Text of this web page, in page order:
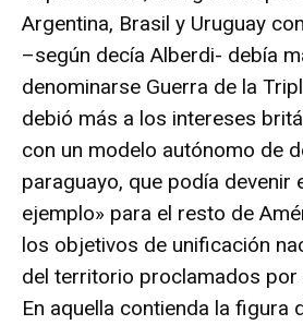
Argentina, Brasil y Uruguay
–según decía Alberdi- debía
denominarse Guerra de la
debió más a los intereses
con un modelo autónomo de
paraguayo, que podía devenir
ejemplo» para el resto de
los objetivos de unificación
del territorio proclamados
En aquella contienda la figura